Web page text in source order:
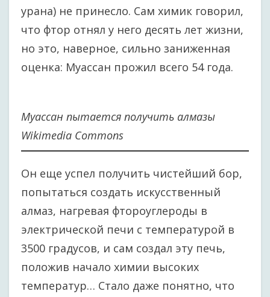
урана) не принесло. Сам химик говорил,
что фтор отнял у него десять лет жизни,
но это, наверное, сильно заниженная
оценка: Муассан прожил всего 54 года.
Муассан пытается получить алмазы
Wikimedia Commons
Он еще успел получить чистейший бор,
попытаться создать искусственный
алмаз, нагревая фтороуглероды в
электрической печи с температурой в
3500 градусов, и сам создал эту печь,
положив начало химии высоких
температур… Стало даже понятно, что